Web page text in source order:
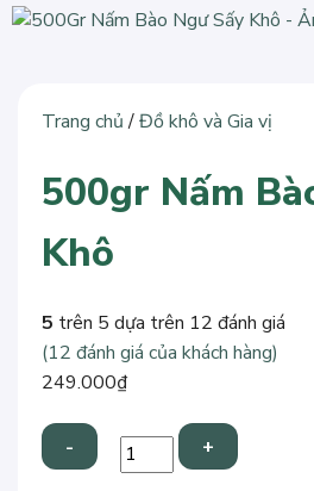
Trang chủ /Đồ khô và Gia vị
500gr Nấm
Khô
5 trên 5 dựa trên 12 đánh giá
(12 đánh giá của khách hàng)
249.000₫